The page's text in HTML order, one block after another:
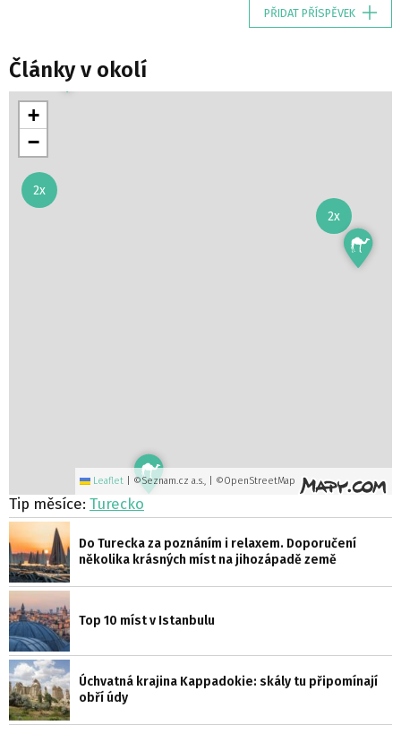
PŘIDAT PŘÍSPĚVEK
Články v okolí
2x
2x
+
−
Leaflet ©Seznam.cz a.s., | ©OpenStreetMap
Tip měsíce: Turecko
Do Turecka za poznáním i relaxem. Doporučení
několika krásných míst na jihozápadě země
Top 10 míst v Istanbulu
Úchvatná krajina Kappadokie: skály tu připomínají
obří údy